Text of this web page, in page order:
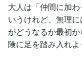
大人は「仲間に加
いうけれど、無理
がどうなるか最初
険に足を踏み入れよ